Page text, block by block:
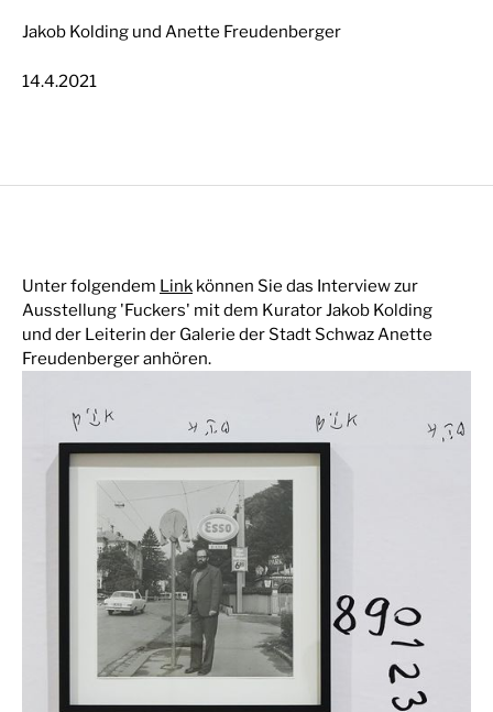
Jakob Kolding und Anette Freudenberger
14.4.2021
Unter folgendem Link können Sie das Interview zur
Ausstellung 'Fuckers' mit dem Kurator Jakob Kolding
und der Leiterin der Galerie der Stadt Schwaz Anette
Freudenberger anhören.